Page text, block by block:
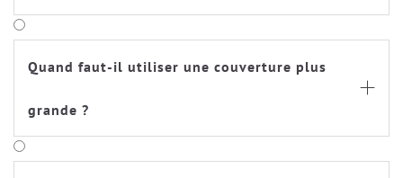
Quand faut-il utiliser une couverture plus
grande ?
